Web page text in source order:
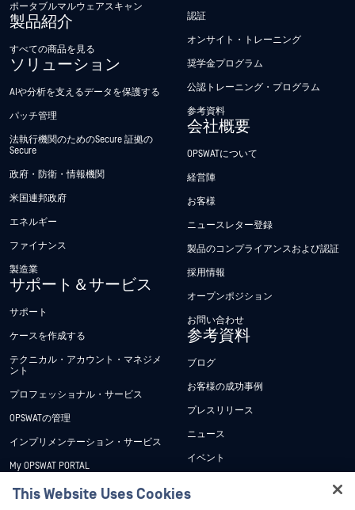
ポータブルマルウェアスキャン
製品紹介
すべての商品を見る
ソリューション
AIや分析を支えるデータを保護する
パッチ管理
法執行機関のためのSecure 証拠の
Secure
政府・防衛・情報機関
米国連邦政府
エネルギー
ファイナンス
製造業
サポート＆サービス
サポート
ケースを作成する
テクニカル・アカウント・マネジメ
ント
プロフェッショナル・サービス
OPSWATの管理
インプリメンテーション・サービス
My OPSWAT PORTAL
技術文書
認証
オンサイト・トレーニング
奨学金プログラム
公認トレーニング・プログラム
参考資料
会社概要
OPSWATについて
経営陣
お客様
ニュースレター登録
製品のコンプライアンスおよび認証
採用情報
オープンポジション
お問い合わせ
参考資料
ブログ
お客様の成功事例
プレスリリース
ニュース
イベント
This Website Uses Cookies